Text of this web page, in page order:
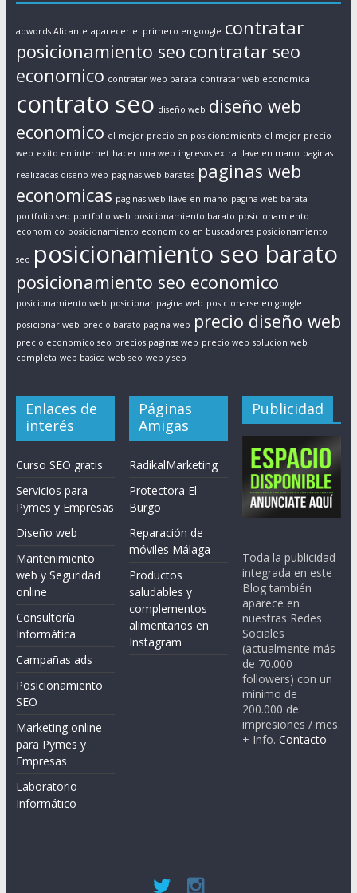
adwords Alicante aparecer el primero en google contratar
posicionamiento seo contratar seo
economico contratar web barata contratar web economica
contrato seo diseño web diseño web
economico el mejor precio en posicionamiento el mejor precio
web exito en internet hacer una web ingresos extra llave en mano paginas
realizadas diseño web paginas web baratas paginas web
economicas paginas web llave en mano pagina web barata
portfolio seo portfolio web posicionamiento barato posicionamiento
economico posicionamiento economico en buscadores posicionamiento
seo posicionamiento seo barato
posicionamiento seo economico
posicionamiento web posicionar pagina web posicionarse en google
posicionar web precio barato pagina web precio diseño web
precio economico seo precios paginas web precio web solucion web
completa web basica web seo web y seo
Enlaces de
interés
Curso SEO gratis
Servicios para
Pymes y Empresas
Diseño web
Mantenimiento
web y Seguridad
online
Consultoría
Informática
Campañas ads
Posicionamiento
SEO
Marketing online
para Pymes y
Empresas
Laboratorio
Informático
Páginas
Amigas
RadikalMarketing
Protectora El
Burgo
Reparación de
móviles Málaga
Productos
saludables y
complementos
alimentarios en
Instagram
Publicidad
Toda la publicidad
integrada en este
Blog también
aparece en
nuestras Redes
Sociales
(actualmente más
de 70.000
followers) con un
mínimo de
200.000 de
impresiones / mes.
+ Info.Contacto